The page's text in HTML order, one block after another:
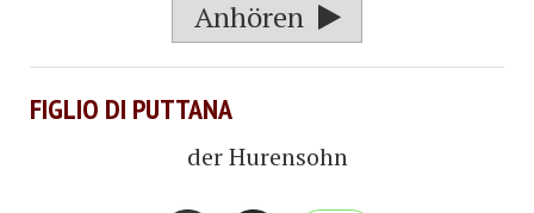
Anhören
FIGLIO DI PUTTANA
der Hurensohn